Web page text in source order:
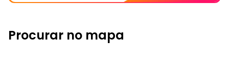
Procurar no mapa